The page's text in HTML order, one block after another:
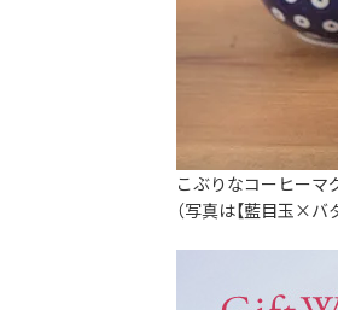
こぶりなコーヒーマ
（写真は【藍目玉×バ